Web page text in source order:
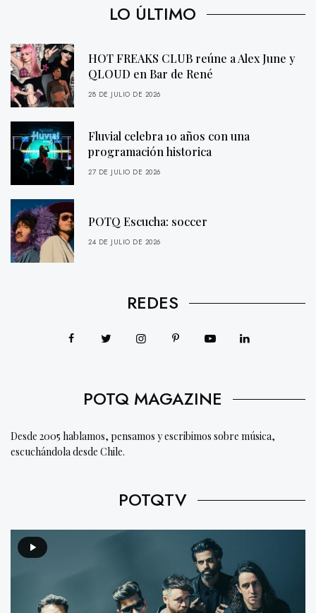
LO ÚLTIMO
HOT FREAKS CLUB reúne a Alex June y
QLOUD en Bar de René
28 DE JULIO DE 2026
Fluvial celebra 10 años con una
programación historica
27 DE JULIO DE 2026
POTQ Escucha: soccer
24 DE JULIO DE 2026
REDES
POTQ MAGAZINE
Desde 2005 hablamos, pensamos y escribimos sobre música,
escuchándola desde Chile.
POTQTV